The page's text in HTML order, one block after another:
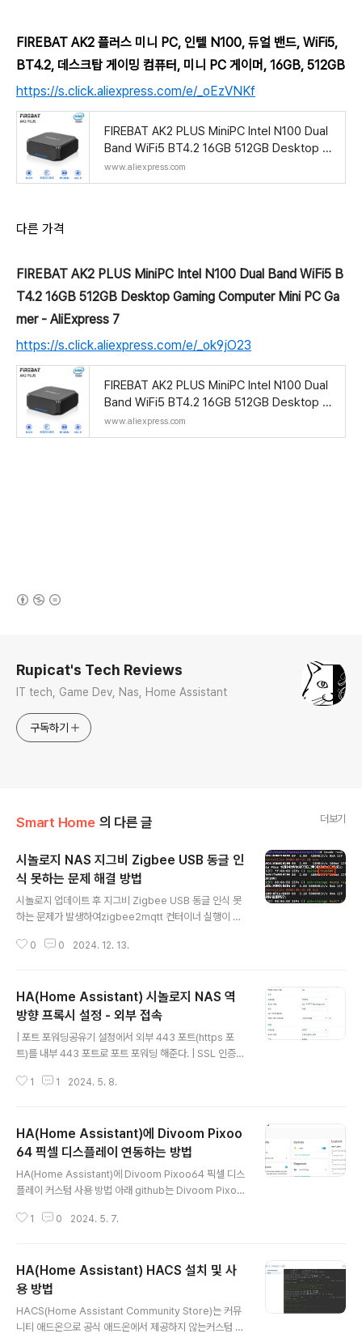
FIREBAT AK2 플러스 미니 PC, 인텔 N100, 듀얼 밴드, WiFi5,
BT4.2, 데스크탑 게이밍 컴퓨터, 미니 PC 게이머, 16GB, 512GB
https://s.click.aliexpress.com/e/_oEzVNKf
FIREBAT AK2 PLUS MiniPC Intel N100 Dual
Band WiFi5 BT4.2 16GB 512GB Desktop G
aming Computer Mini PC Gamer - AliExpre
ss 7
www.aliexpress.com
다른 가격
FIREBAT AK2 PLUS MiniPC Intel N100 Dual Band WiFi5 B
T4.2 16GB 512GB Desktop Gaming Computer Mini PC Ga
mer - AliExpress 7
https://s.click.aliexpress.com/e/_ok9jO23
FIREBAT AK2 PLUS MiniPC Intel N100 Dual
Band WiFi5 BT4.2 16GB 512GB Desktop G
aming Computer Mini PC Gamer - AliExpre
ss 7
www.aliexpress.com
Rupicat's Tech Reviews
IT tech, Game Dev, Nas, Home Assistant
구독하기
Smart Home 의 다른 글 더보기
시놀로지 NAS 지그비 Zigbee USB 동글 인
식 못하는 문제 해결 방법
시놀로지 업데이트 후 지그비 Zigbee USB 동글 인식 못
하는 문제가 발생하여zigbee2mqtt 컨터이너 실행이 계
되어 있음. 에러 로그2024/12/13 20:34:32 stdout Zi
v/ttyUSB02024/12/13 20:34:32 stdout Zigbee2
MQTT:error 2024-12-13 20:34:32: Exiting...202
4/12/13 20:34:32 stdout Zigbee2MQTT:error 2
024-12-13 20:34:32: Check https..
0 0 2024. 12. 13.
HA(Home Assistant) 시놀로지 NAS 역
방향 프록시 설정 - 외부 접속
| 포트 포워딩공유기 설정에서 외부 443 포트(https 포
트)를 내부 443 포트로 포트 포워딩 해준다. | SSL 인증서
지 나스를 외부에서 접속했다면 인증서가 이미 존재할 것
추가해주거나 *.xxx.synology.me를 추가해주어야 한
다. 제어판 - 보안 - 인증서 기본 인증서로 새로 생성 혹은
대체 | 역방향 프록시 설정외부(MS 애저 TTS)에서 NAS
도커의 HA에 접근할 수 있게 역방향 프록시(Reverse Pr
oxy)를 설정해 준다. 리버스 프록시는 외부에서 접근해오
는 연결을 리버스 프록시에서 먼저 처리..
1 1 2024. 5. 8.
HA(Home Assistant)에 Divoom Pixoo
64 픽셀 디스플레이 연동하는 방법
HA(Home Assistant)에 Divoom Pixoo64 픽셀 디스
플레이 커스텀 사용 방법 아래 github는 Divoom Pixoo
topics/divoom?l=python 홈 어시스턴트 관련 프로젝
ome Assistant) HACS 설치 및 사용 방법HACS(Hom
e Assistant Community Store)는 커뮤니티 애드온으
로 공식 애드온에서 제공하지 않는커스텀 테마, MS Edge
TTS 등의 기능을 쉽게 사용할 수 있게 해 준다. 참고:http
1 0 2024. 5. 7.
HA(Home Assistant) HACS 설치 및 사
용 방법
HACS(Home Assistant Community Store)는 커뮤
니티 애드온으로 공식 애드온에서 제공하지 않는커스텀 테